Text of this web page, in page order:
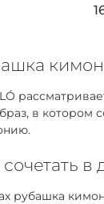
в котором
рубашка